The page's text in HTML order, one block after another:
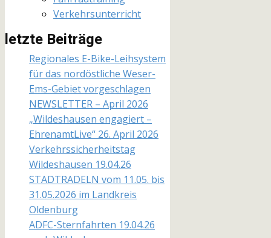
Verkehrsunterricht
letzte Beiträge
Regionales E-Bike-Leihsystem
für das nordöstliche Weser-
Ems-Gebiet vorgeschlagen
NEWSLETTER – April 2026
„Wildeshausen engagiert –
EhrenamtLive“ 26. April 2026
Verkehrssicherheitstag
Wildeshausen 19.04.26
STADTRADELN vom 11.05. bis
31.05.2026 im Landkreis
Oldenburg
ADFC-Sternfahrten 19.04.26